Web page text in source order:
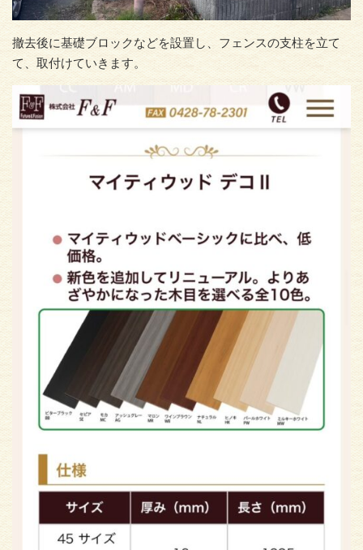
撤去後に基礎ブロックなどを設置し、フェンスの支柱を立て
て、取付けていきます。